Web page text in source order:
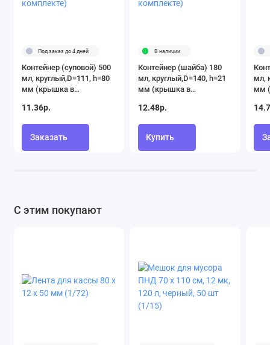
Под заказ до 4 дней
Контейнер (суповой) 500
мл, круглый,D=111, h=80
мм (крышка в
11.36р.
Заказать
В наличии
Контейнер (шайба) 180
мл, круглый,D=140, h=21
мм (крышка в
12.48р.
Купить
мл,
мм
С этим покупают